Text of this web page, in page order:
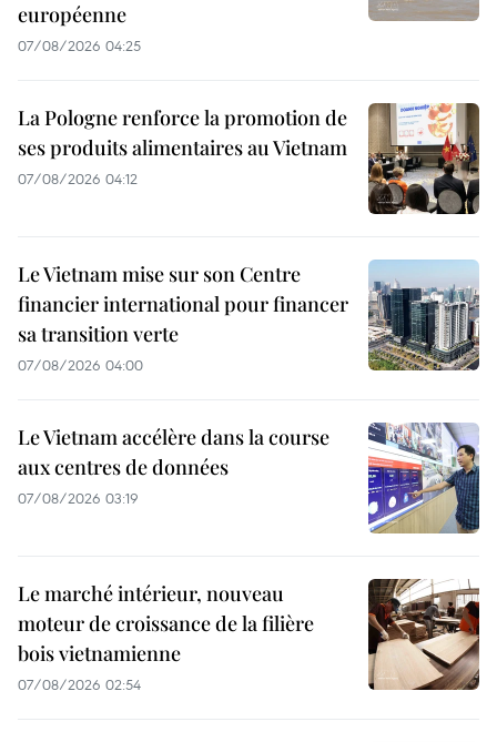
européenne
07/08/2026 04:25
La Pologne renforce la promotion de
ses produits alimentaires au Vietnam
07/08/2026 04:12
Le Vietnam mise sur son Centre
financier international pour financer
sa transition verte
07/08/2026 04:00
Le Vietnam accélère dans la course
aux centres de données
07/08/2026 03:19
Le marché intérieur, nouveau
moteur de croissance de la filière
bois vietnamienne
07/08/2026 02:54